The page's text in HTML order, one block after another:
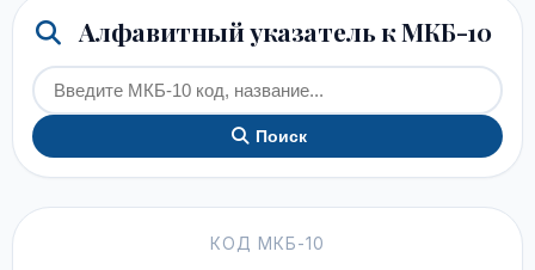
Алфавитный указатель к МКБ-10
Поиск
КОД МКБ-10